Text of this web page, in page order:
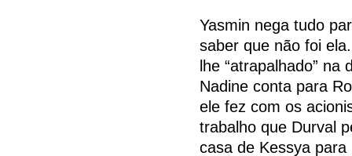
Yasmin nega tudo
saber que não foi
lhe “atrapalhado” na
Nadine conta para
ele fez com os
trabalho que Durval
casa de Kessya